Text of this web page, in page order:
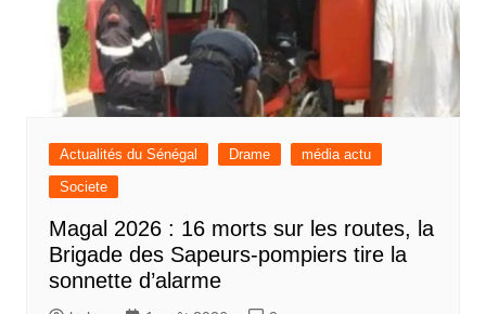
Actualités du Sénégal Drame
média actu
Societe
Magal 2026 : 16 morts sur les routes, la
Brigade des Sapeurs-pompiers tire la
sonnette d’alarme